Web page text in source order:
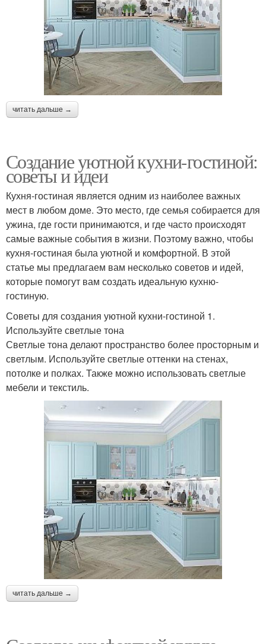
читать дальше →
Создание уютной кухни-гостиной:
советы и идеи
Кухня-гостиная является одним из наиболее важных
мест в любом доме. Это место, где семья собирается для
ужина, где гости принимаются, и где часто происходят
самые важные события в жизни. Поэтому важно, чтобы
кухня-гостиная была уютной и комфортной. В этой
статье мы предлагаем вам несколько советов и идей,
которые помогут вам создать идеальную кухню-
гостиную.
Советы для создания уютной кухни-гостиной 1.
Используйте светлые тона
Светлые тона делают пространство более просторным и
светлым. Используйте светлые оттенки на стенах,
потолке и полках. Также можно использовать светлые
мебели и текстиль.
читать дальше →